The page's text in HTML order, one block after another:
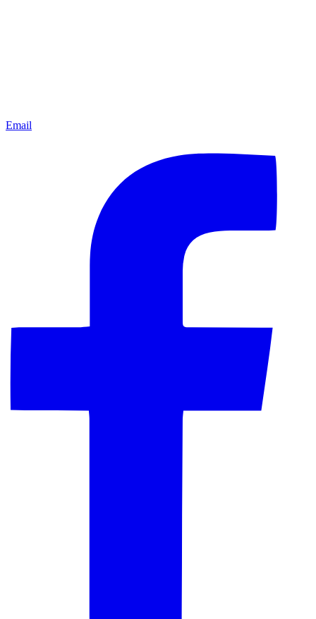
Email